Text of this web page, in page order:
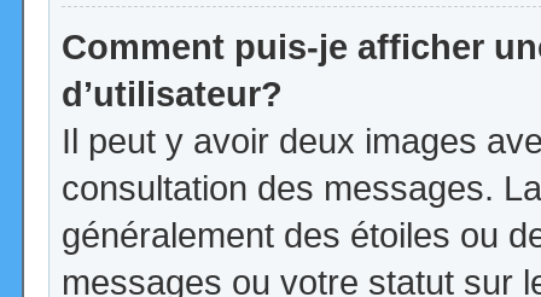
Comment puis-je afficher
d’utilisateur?
Il peut y avoir deux images
consultation des messages.
généralement des étoiles ou
messages ou votre statut sur